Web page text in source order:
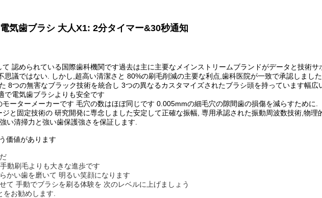
気歯ブラシ 大人X1: 2分タイマー&30秒通知
認められている国際歯科機関です過去は主に主要なメインストリームブランドがデータと技術
議ではない. しかし,超高い清潔さと 80%の刷毛削減の主要な利点,歯科医院が一致で承認しまし
8つの無害なブラック技術を統合し 3つの異なるカスタマイズされたブラシ頭を持っています幅
で電気歯ブラシよりも安全です
ーターメーカーです 毛穴の数はほぼ同じです 0.005mmの細毛穴の隙間歯の損傷を減らすために.
と固定技術の 研究開発に専念しました安定して正確な振幅, 専用承認された振動周波数技術,物
い清掃力と強い歯保護強さを保証します.
価値があります
動刷毛よりも大きな進歩です
かい歯を磨いて 明るい笑顔になります
て 手動でブラシを刷る体験を 次のレベルに上げましょう
お勧めします.